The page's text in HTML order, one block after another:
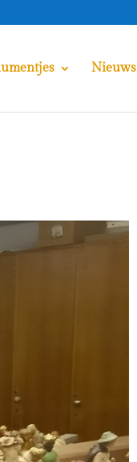
Nieuws